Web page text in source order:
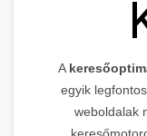
A
egyik
weboldalak